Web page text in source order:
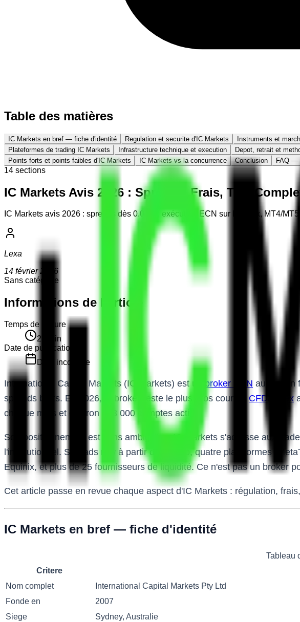
Table des matières
IC Markets en bref — fiche d'identité Regulation et securite d'IC Markets Instruments et
Plateformes de trading IC Markets
Infrastructure technique et execution Depot, retrait et
Points forts et points faibles d'IC Markets
IC Markets vs la concurrence Conclusion FAQ —
14 sections
IC Markets Avis 2026 : Spreads, Frais, Test
IC Markets avis 2026 : spreads dès 0.0 pip, exécution ECN sur Equinix, MT4/
Lexa
14 février 2026
Sans catégorie
Informations de l'article
Temps de lecture
21
min
Date de publication
Date inconnue
International Capital Markets (IC Markets) est un broker ECN australien
spreads bruts. En 2026, le broker reste le plus gros courtier CFD Forex
chaque mois et environ 163 000 comptes actifs.
Son positionnement est sans ambiguïte : IC Markets s'adresse aux
l'institutionnel. Spreads raw à partir de 0.0 pip, quatre plateformes
Equinix, et plus de 25 fournisseurs de liquidité. Ce n'est pas un broker
Cet article passe en revue chaque aspect d'IC Markets : régulation,
IC Markets en bref — fiche d'identité
Tableau
Critere
Nom complet
International Capital Markets Pty Ltd
Fonde en
2007
Siege
Sydney, Australie